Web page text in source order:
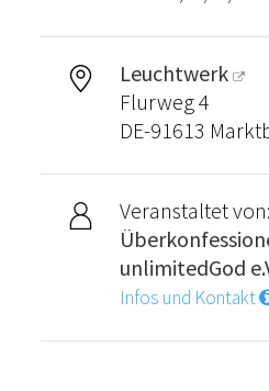
Leuchtwerk
Flurweg 4
DE-91613
Veranstaltet von:
unlimitedGod
Infos und Kontakt